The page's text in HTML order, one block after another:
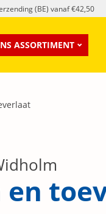
(BE) vanaf €42,50
ASSORTIMENT
en